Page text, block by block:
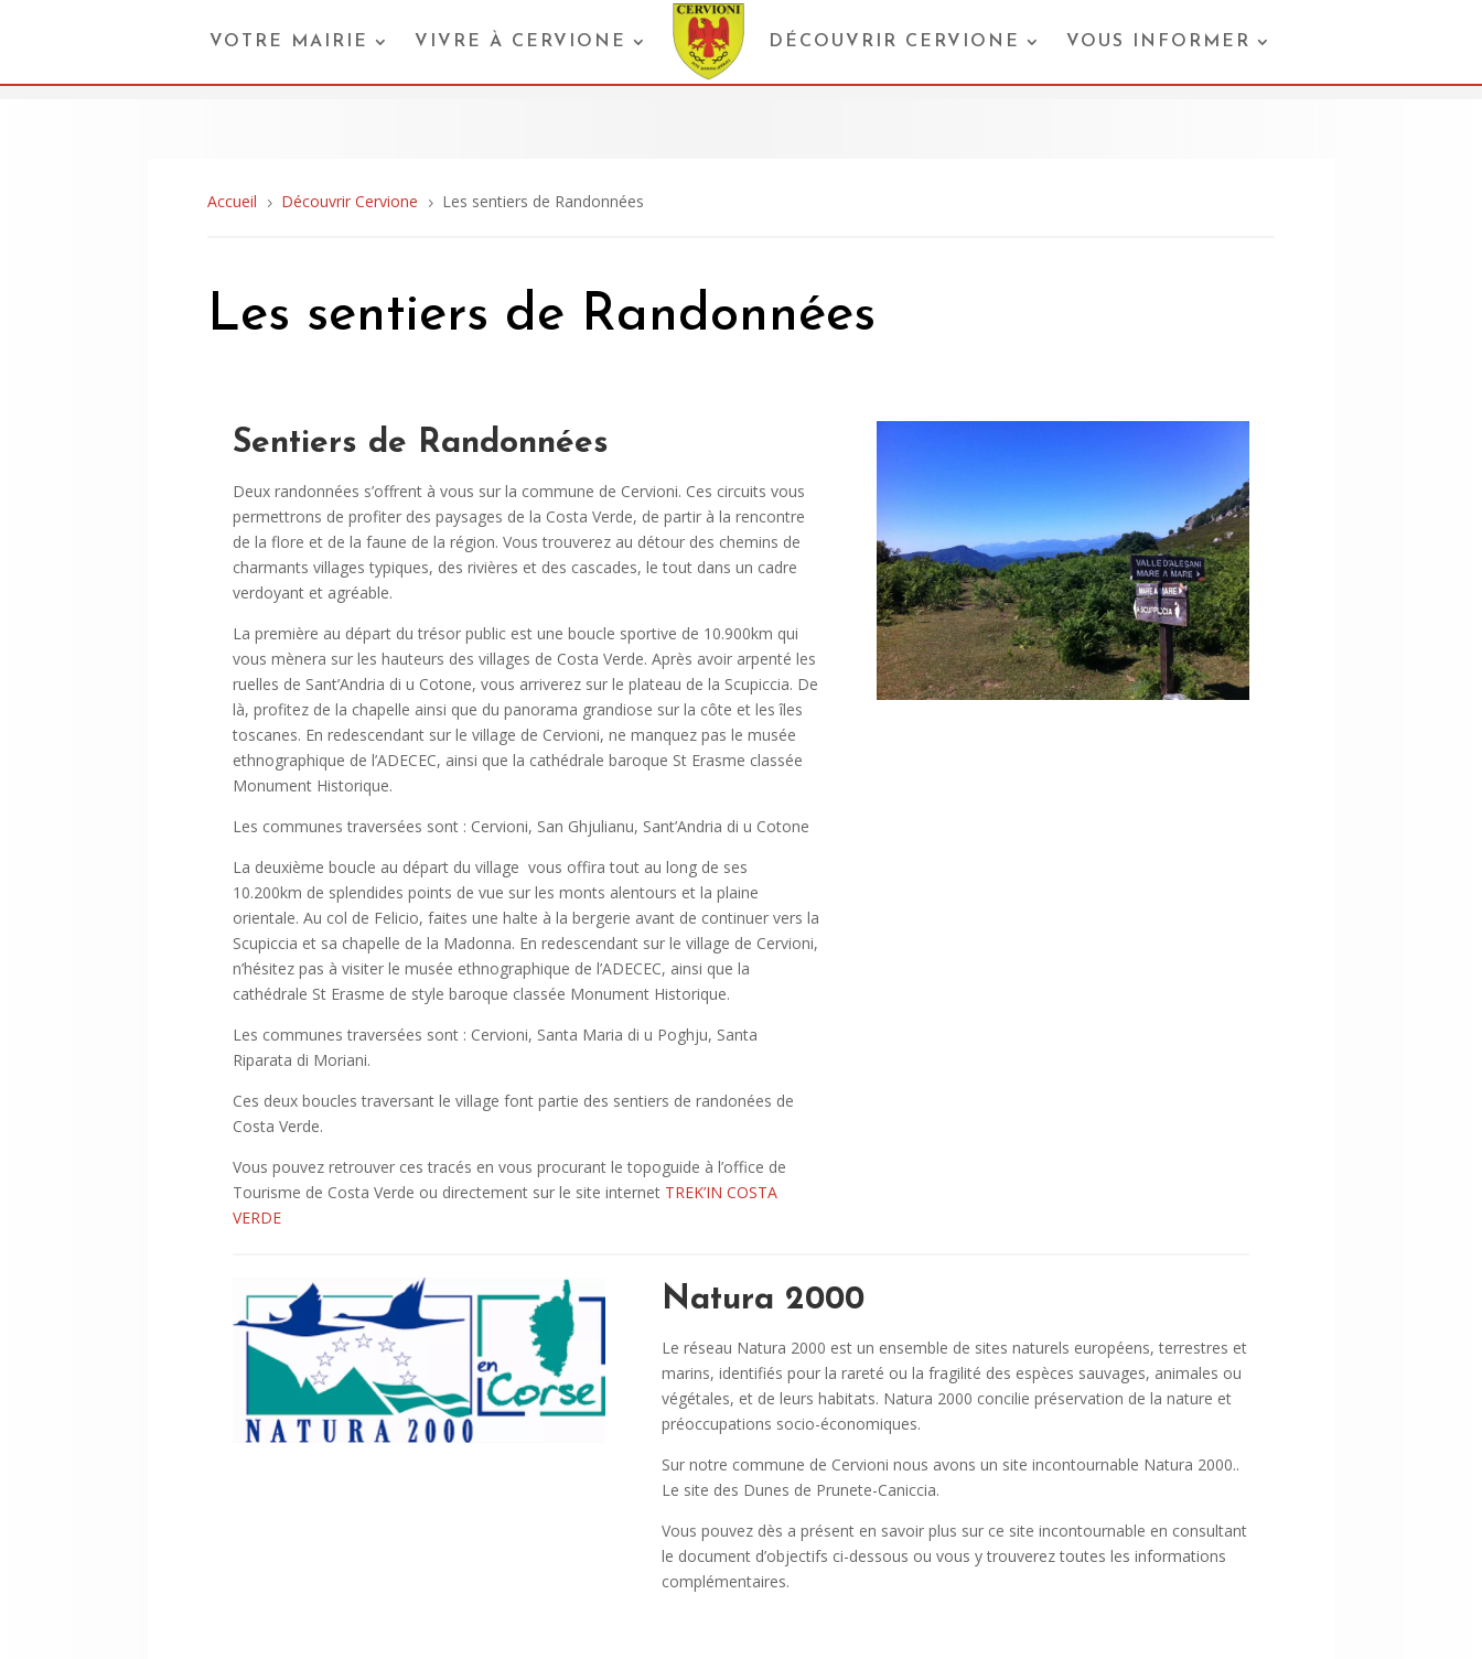
VOTRE MAIRIE VIVRE À CERVIONE DÉCOUVRIR CERVIONE VOUS INFORMER
Accueil 5 Découvrir Cervione 5 Les sentiers de Randonnées
Les sentiers de Randonnées
Sentiers de Randonnées
Deux randonnées s’offrent à vous sur la commune de Cervioni. Ces circuits vous
permettrons de profiter des paysages de la Costa Verde, de partir à la rencontre
de la flore et de la faune de la région. Vous trouverez au détour des chemins de
charmants villages typiques, des rivières et des cascades, le tout dans un cadre
verdoyant et agréable.
La première au départ du trésor public est une boucle sportive de 10.900km qui
vous mènera sur les hauteurs des villages de Costa Verde. Après avoir arpenté les
ruelles de Sant’Andria di u Cotone, vous arriverez sur le plateau de la Scupiccia. De
là, profitez de la chapelle ainsi que du panorama grandiose sur la côte et les îles
toscanes. En redescendant sur le village de Cervioni, ne manquez pas le musée
ethnographique de l’ADECEC, ainsi que la cathédrale baroque St Erasme classée
Monument Historique.
Les communes traversées sont : Cervioni, San Ghjulianu, Sant’Andria di u Cotone
La deuxième boucle au départ du village vous offira tout au long de ses
10.200km de splendides points de vue sur les monts alentours et la plaine
orientale. Au col de Felicio, faites une halte à la bergerie avant de continuer vers la
Scupiccia et sa chapelle de la Madonna. En redescendant sur le village de Cervioni,
n’hésitez pas à visiter le musée ethnographique de l’ADECEC, ainsi que la
cathédrale St Erasme de style baroque classée Monument Historique.
Les communes traversées sont : Cervioni, Santa Maria di u Poghju, Santa
Riparata di Moriani.
Ces deux boucles traversant le village font partie des sentiers de randonées de
Costa Verde.
Vous pouvez retrouver ces tracés en vous procurant le topoguide à l’office de
Tourisme de Costa Verde ou directement sur le site internet TREK’IN COSTA
VERDE
Natura 2000
Le réseau Natura 2000 est un ensemble de sites naturels européens, terrestres et
marins, identifiés pour la rareté ou la fragilité des espèces sauvages, animales ou
végétales, et de leurs habitats. Natura 2000 concilie préservation de la nature et
préoccupations socio-économiques.
Sur notre commune de Cervioni nous avons un site incontournable Natura 2000..
Le site des Dunes de Prunete-Caniccia.
Vous pouvez dès a présent en savoir plus sur ce site incontournable en consultant
le document d’objectifs ci-dessous ou vous y trouverez toutes les informations
complémentaires.